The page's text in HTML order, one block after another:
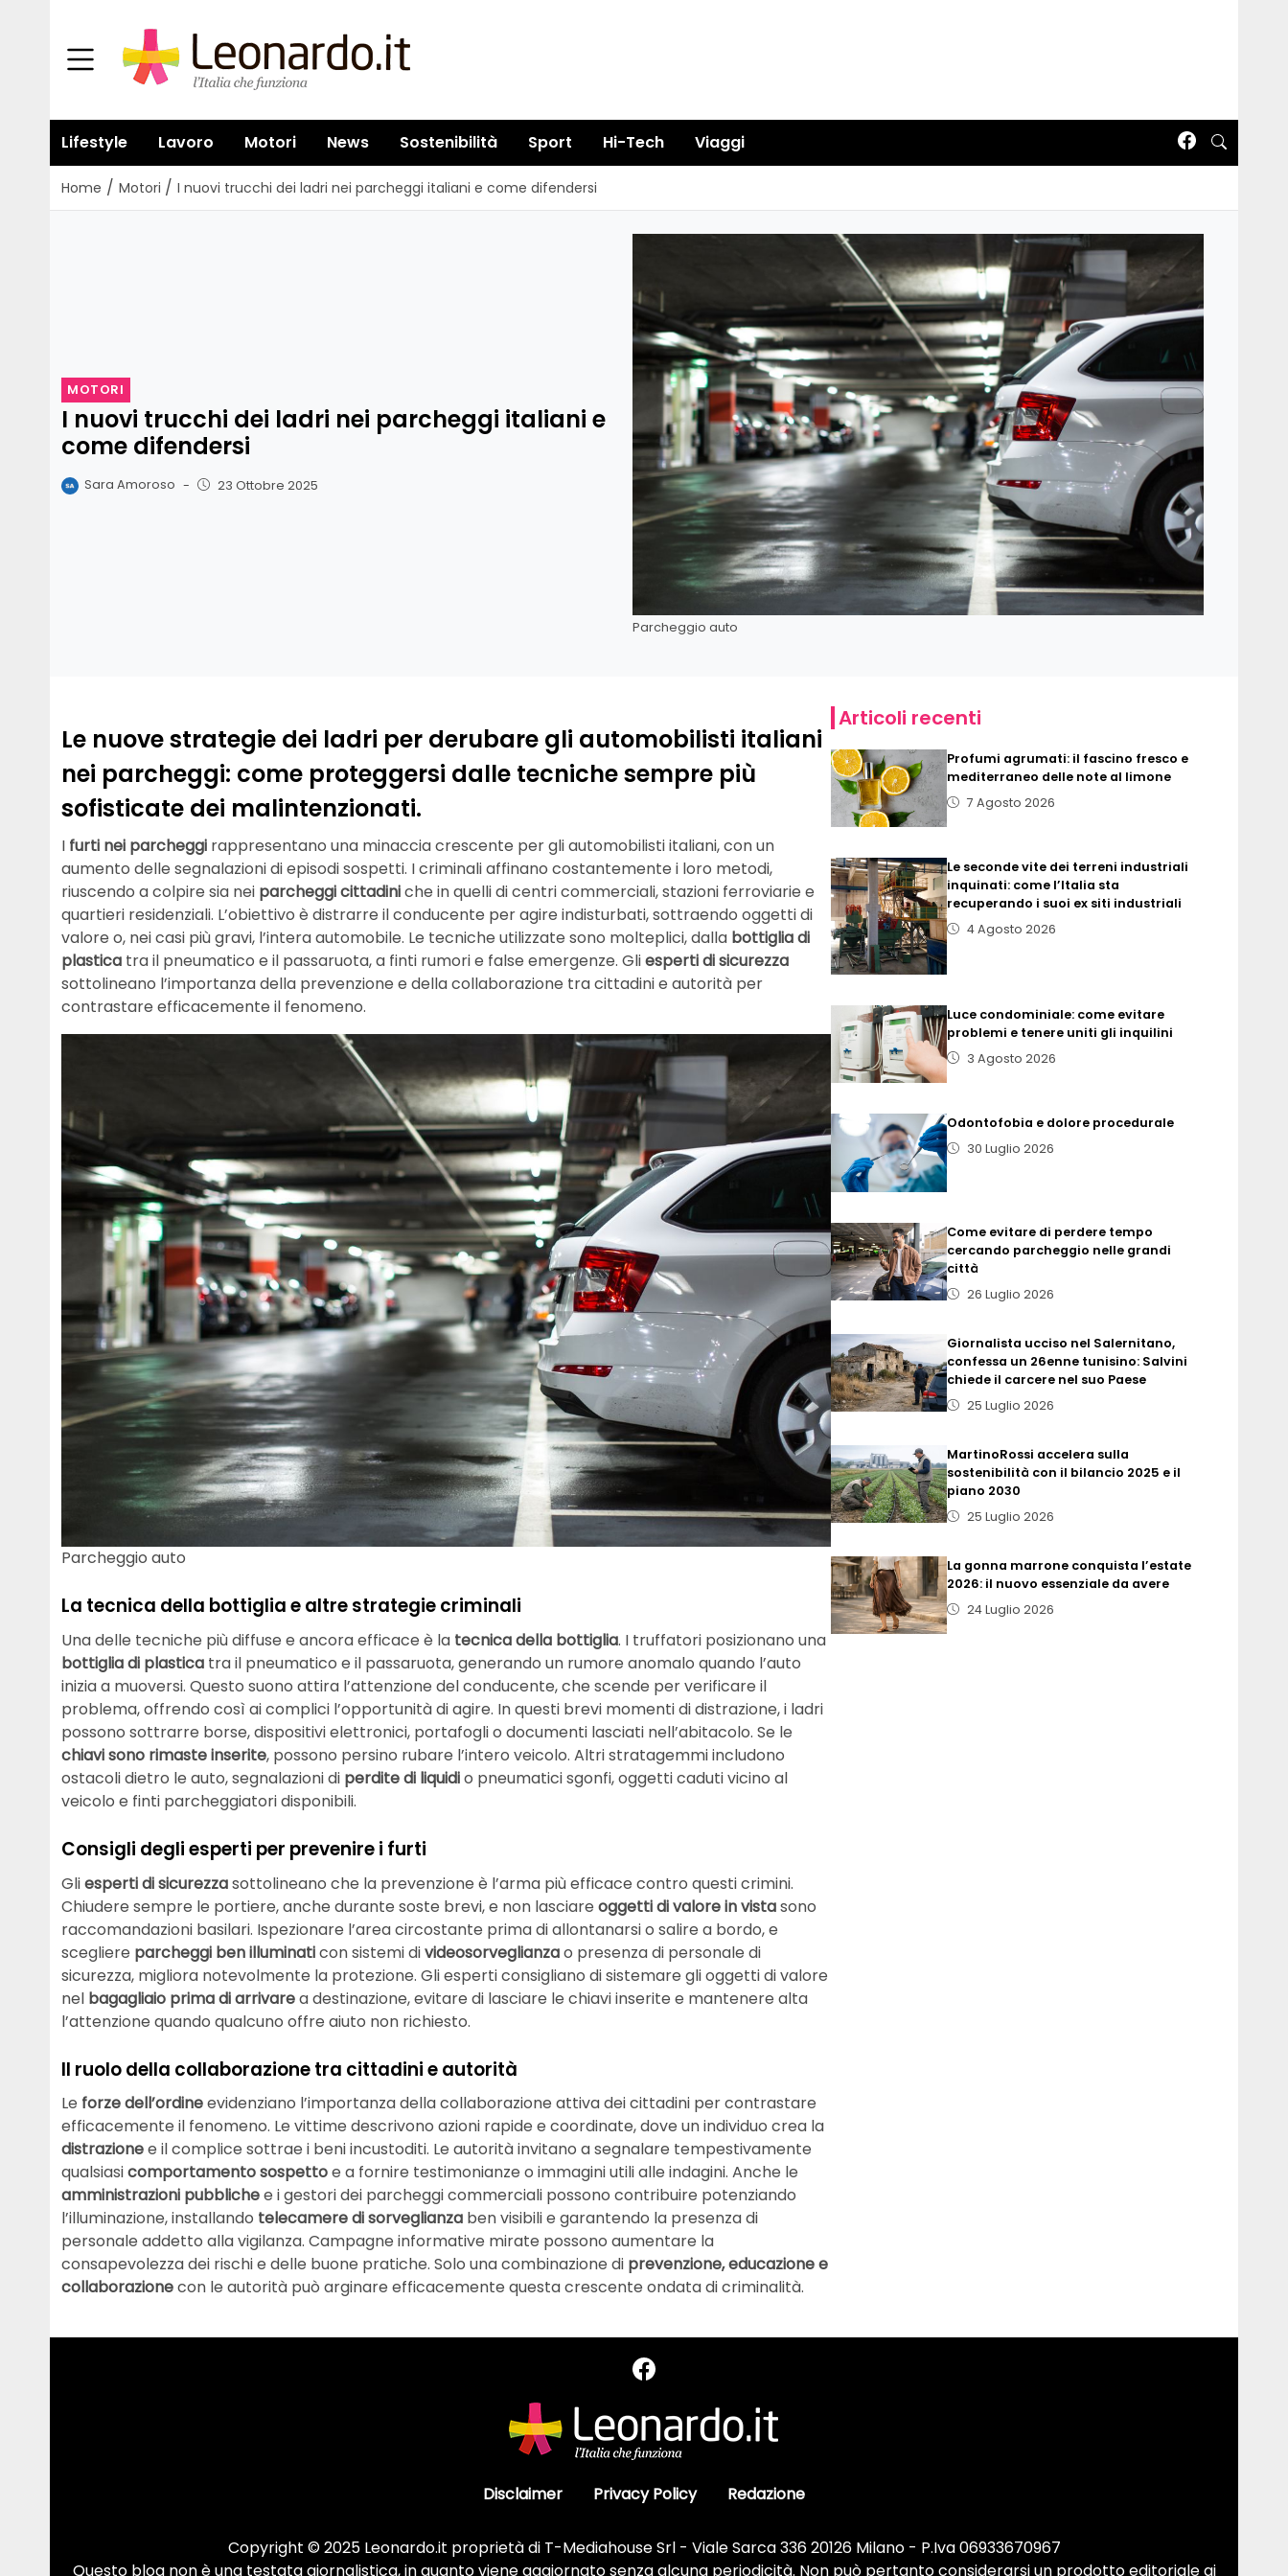
Lifestyle Lavoro Motori News Sostenibilità Sport Hi-Tech Viaggi
Home / Motori / I nuovi trucchi dei ladri nei parcheggi italiani e come difendersi
MOTORI
I nuovi trucchi dei ladri nei parcheggi italiani e
come difendersi
Sara Amoroso - 23 Ottobre 2025
Parcheggio auto
Le nuove strategie dei ladri per derubare gli automobilisti italiani
nei parcheggi: come proteggersi dalle tecniche sempre più
sofisticate dei malintenzionati.
I furti nei parcheggi rappresentano una minaccia crescente per gli automobilisti italiani, con un
aumento delle segnalazioni di episodi sospetti. I criminali affinano costantemente i loro metodi,
riuscendo a colpire sia nei parcheggi cittadiniche in quelli di centri commerciali, stazioni ferroviarie e
quartieri residenziali. L’obiettivo è distrarre il conducente per agire indisturbati, sottraendo oggetti di
valore o, nei casi più gravi, l’intera automobile. Le tecniche utilizzate sono molteplici, dalla bottiglia di
plastica tra il pneumatico e il passaruota, a finti rumori e false emergenze. Gliesperti di sicurezza
sottolineano l’importanza della prevenzione e della collaborazione tra cittadini e autorità per
contrastare efficacemente il fenomeno.
Parcheggio auto
La tecnica della bottiglia e altre strategie criminali
Una delle tecniche più diffuse e ancora efficace è la tecnica della bottiglia. I truffatori posizionano una
bottiglia di plastica tra il pneumatico e il passaruota, generando un rumore anomalo quando l’auto
inizia a muoversi. Questo suono attira l’attenzione del conducente, che scende per verificare il
problema, offrendo così ai complici l’opportunità di agire. In questi brevi momenti di distrazione, i ladri
possono sottrarre borse, dispositivi elettronici, portafogli o documenti lasciati nell’abitacolo. Se le
chiavi sono rimaste inserite, possono persino rubare l’intero veicolo. Altri stratagemmi includono
ostacoli dietro le auto, segnalazioni di perdite di liquidio pneumatici sgonfi, oggetti caduti vicino al
veicolo e finti parcheggiatori disponibili.
Consigli degli esperti per prevenire i furti
Gliesperti di sicurezzasottolineano che la prevenzione è l’arma più efficace contro questi crimini.
Chiudere sempre le portiere, anche durante soste brevi, e non lasciare oggetti di valore in vistasono
raccomandazioni basilari. Ispezionare l’area circostante prima di allontanarsi o salire a bordo, e
scegliere parcheggi ben illuminaticon sistemi divideosorveglianzao presenza di personale di
sicurezza, migliora notevolmente la protezione. Gli esperti consigliano di sistemare gli oggetti di valore
nel bagagliaio prima di arrivarea destinazione, evitare di lasciare le chiavi inserite e mantenere alta
l’attenzione quando qualcuno offre aiuto non richiesto.
Il ruolo della collaborazione tra cittadini e autorità
Le forze dell’ordineevidenziano l’importanza della collaborazione attiva dei cittadini per contrastare
efficacemente il fenomeno. Le vittime descrivono azioni rapide e coordinate, dove un individuo crea la
distrazionee il complice sottrae i beni incustoditi. Le autorità invitano a segnalare tempestivamente
qualsiasicomportamento sospettoe a fornire testimonianze o immagini utili alle indagini. Anche le
amministrazioni pubblichee i gestori dei parcheggi commerciali possono contribuire potenziando
l’illuminazione, installando telecamere di sorveglianza ben visibili e garantendo la presenza di
personale addetto alla vigilanza. Campagne informative mirate possono aumentare la
consapevolezza dei rischi e delle buone pratiche. Solo una combinazione di prevenzione, educazione e
collaborazionecon le autorità può arginare efficacemente questa crescente ondata di criminalità.
Articoli recenti
Profumi agrumati: il fascino fresco e
mediterraneo delle note al limone
7 Agosto 2026
Le seconde vite dei terreni industriali
inquinati: come l’Italia sta
recuperando i suoi ex siti industriali
4 Agosto 2026
Luce condominiale: come evitare
problemi e tenere uniti gli inquilini
3 Agosto 2026
Odontofobia e dolore procedurale
30 Luglio 2026
Come evitare di perdere tempo
cercando parcheggio nelle grandi
città
26 Luglio 2026
Giornalista ucciso nel Salernitano,
confessa un 26enne tunisino: Salvini
chiede il carcere nel suo Paese
25 Luglio 2026
MartinoRossi accelera sulla
sostenibilità con il bilancio 2025 e il
piano 2030
25 Luglio 2026
La gonna marrone conquista l’estate
2026: il nuovo essenziale da avere
24 Luglio 2026
Disclaimer Privacy Policy Redazione
Copyright © 2025 Leonardo.it proprietà di T-Mediahouse Srl - Viale Sarca 336 20126 Milano - P.Iva 06933670967
Questo blog non è una testata giornalistica, in quanto viene aggiornato senza alcuna periodicità. Non può pertanto considerarsi un prodotto editoriale ai